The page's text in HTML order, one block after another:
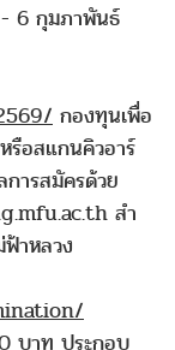
6 กุมภาพันธ์
กองทุนเพื่อ
รือสแกนคิวอาร์
ารสมัครด้วย
สํา
าหลวง
บาท ประกอบ